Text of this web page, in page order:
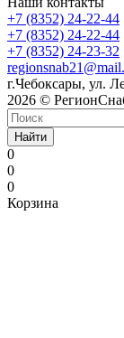
+7 (8352) 24-22-44
+7 (8352) 24-22-44
+7 (8352) 24-23-32
г.Чебоксары, ул.
2026 ©
Найти
0
0
0
Корзина